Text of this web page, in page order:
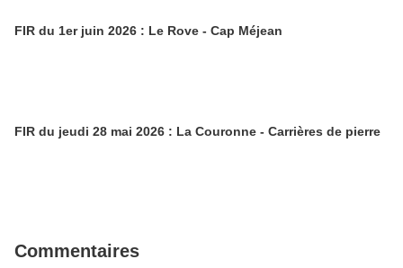
FIR du 1er juin 2026 : Le Rove - Cap Méjean
FIR du jeudi 28 mai 2026 : La Couronne - Carrières de pierre
Commentaires